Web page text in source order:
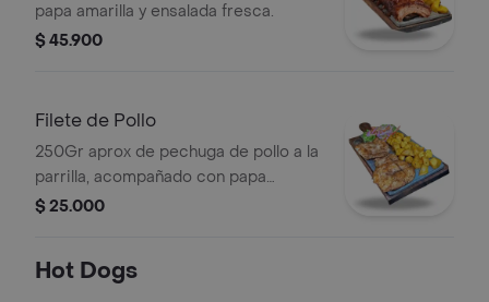
papa amarilla y ensalada fresca.
$ 45.900
Filete de Pollo
250Gr aprox de pechuga de pollo a la
parrilla, acompañado con papa
amarilla y ensalada.
$ 25.000
Hot Dogs